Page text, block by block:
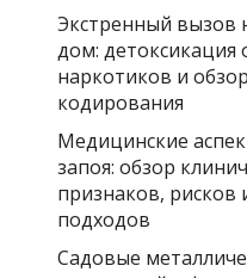
Экстренный вызов
дом: детоксикация
наркотиков и
кодирования
Медицинские
запоя: обзор
признаков, рисков
подходов
Садовые